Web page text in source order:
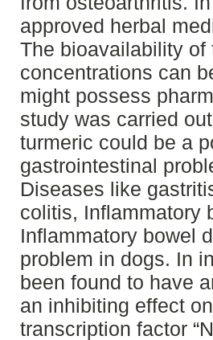
approved herbal
The bioavailability of
concentrations can
might possess
study was carried
turmeric could be a
gastrointestinal
Diseases like
colitis, Inflammatory
Inflammatory bowel
problem in dogs. In
been found to have
an inhibiting effect
transcription factor